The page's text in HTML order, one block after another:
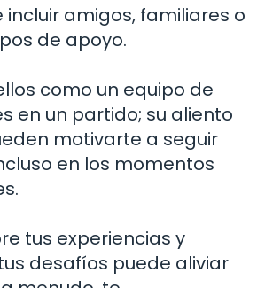
incluir amigos, familiares o
de apoyo.
como un equipo de
en un partido; su aliento
motivarte a seguir
en los momentos
tus experiencias y
desafíos puede aliviar